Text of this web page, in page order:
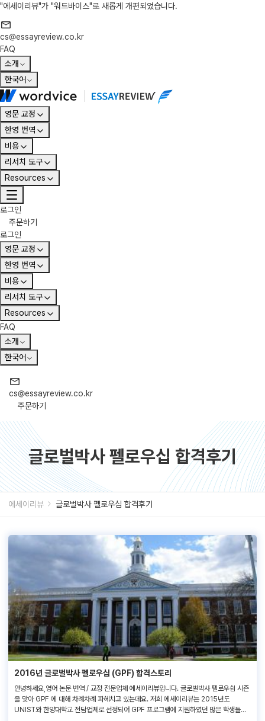
"에세이리뷰"가 "워드바이스"로 새롭게 개편되었습니다.
cs@essayreview.co.kr
FAQ
소개
한국어
영문 교정
한영 번역
비용
리서치 도구
Resources
로그인
주문하기
로그인
영문 교정
한영 번역
비용
리서치 도구
Resources
FAQ
소개
한국어
cs@essayreview.co.kr
주문하기
글로벌박사 펠로우십 합격후기
에세이리뷰 글로벌박사 펠로우십 합격후기
2016년 글로벌박사 펠로우십 (GPF) 합격스토리
안녕하세요,영어 논문 번역 / 교정 전문업체 에세이리뷰입니다. 글로벌박사 펠로우쉽 시즌
을 맞아 GPF 에 대해 차례차례 파헤치고 있는데요. 저희 에세이리뷰는 2015년도
UNIST와 한양대학교 전담업체로 선정되어 GPF 프로그램에 지원하였던 많은 학생들의